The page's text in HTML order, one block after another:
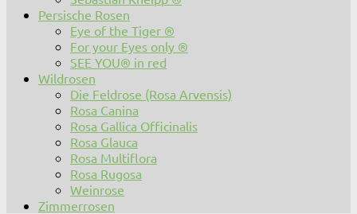
Persische Rosen
Eye of the Tiger ®
For your Eyes only ®
SEE YOU® in red
Wildrosen
Die Feldrose (Rosa Arvensis)
Rosa Canina
Rosa Gallica Officinalis
Rosa Glauca
Rosa Multiflora
Rosa Rugosa
Weinrose
Zimmerrosen